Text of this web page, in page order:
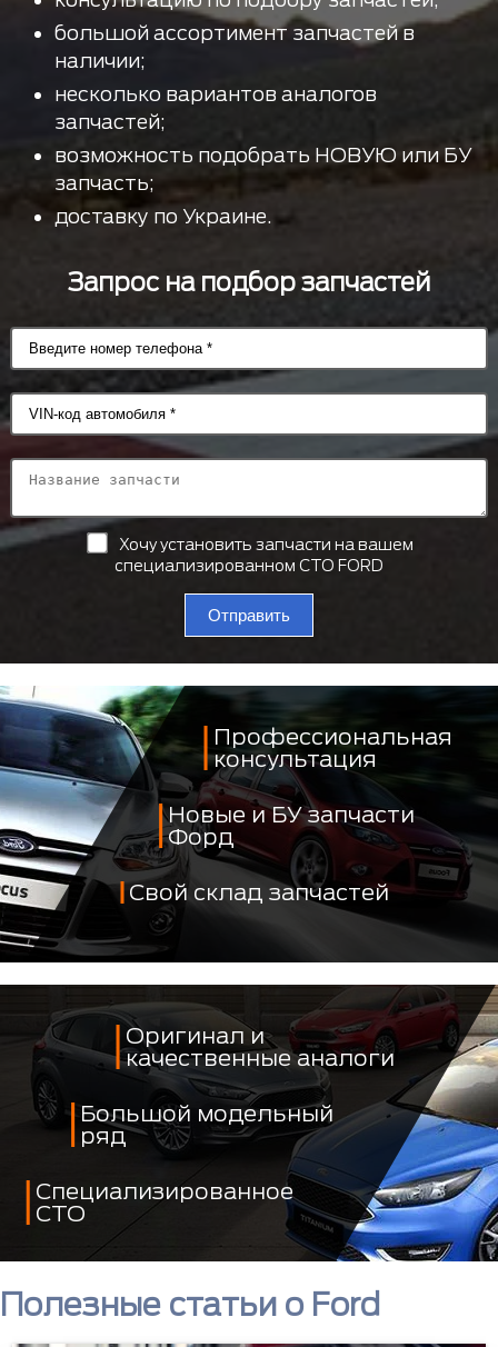
большой ассортимент запчастей в
наличии;
несколько вариантов аналогов
запчастей;
возможность подобрать НОВУЮ или БУ
запчасть;
доставку по Украине.
Запрос на подбор запчастей
Хочу установить запчасти на вашем
специализированном СТО FORD
Отправить
Профессиональная
консультация
Новые и БУ запчасти
Форд
Свой склад запчастей
Оригинал и
качественные аналоги
Большой модельный
ряд
Специализированное
СТО
Полезные статьи о Ford